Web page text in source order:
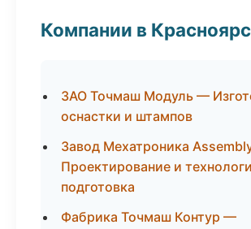
Компании в
ЗАО Точмаш Модуль —
оснастки и штампов
Завод Мехатроника
Проектирование и
подготовка
Фабрика Точмаш Контур —